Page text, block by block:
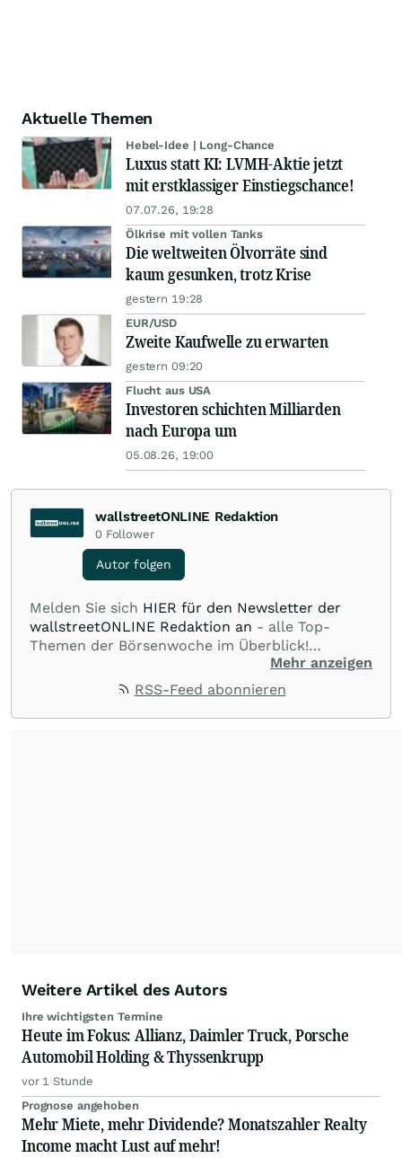
Aktuelle Themen
Hebel-Idee | Long-Chance
Luxus statt KI: LVMH-Aktie jetzt
mit erstklassiger Einstiegschance!
07.07.26, 19:28
Ölkrise mit vollen Tanks
Die weltweiten Ölvorräte sind
kaum gesunken, trotz Krise
gestern 19:28
EUR/USD
Zweite Kaufwelle zu erwarten
gestern 09:20
Flucht aus USA
Investoren schichten Milliarden
nach Europa um
05.08.26, 19:00
wallstreetONLINE Redaktion
0 Follower
Autor folgen
Melden Sie sich HIER für den Newsletter der
wallstreetONLINE Redaktion an - alle Top-
Themen der Börsenwoche im Überblick!
Verpassen Sie kein wichtiges Anleger-Thema!Für
Beiträge auf diesem journalistischen Channel ist
Redaktion verantwortlich. Die Fachjournalisten
Mehr anzeigen
RSS-Feed abonnieren
Weitere Artikel des Autors
Ihre wichtigsten Termine
Heute im Fokus: Allianz, Daimler Truck, Porsche
Automobil Holding & Thyssenkrupp
vor 1 Stunde
Prognose angehoben
Mehr Miete, mehr Dividende? Monatszahler Realty
Income macht Lust auf mehr!